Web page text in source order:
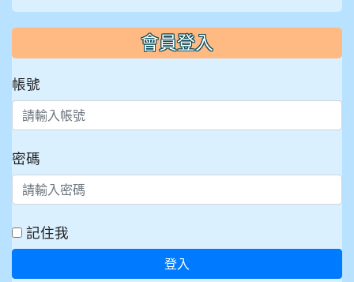
會員登入
帳號
密碼
記住我
登入